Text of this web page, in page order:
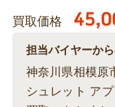
買取価格
担当バイヤーか
神奈川県相模原
シュレット ア